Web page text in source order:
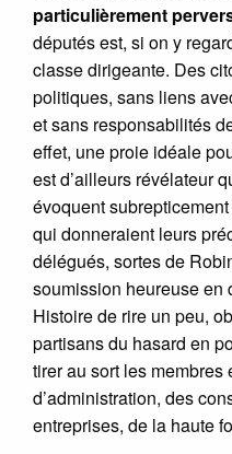
particulièrement
députés est, si on y
classe dirigeante. Des
politiques, sans liens
et sans responsabilités
effet, une proie idéale
est d’ailleurs révélateur
évoquent
qui donneraient leurs
délégués, sortes de
soumission heureuse en
Histoire de rire un peu,
partisans du hasard en
tirer au sort les
d’administration, des
entreprises, de la haute